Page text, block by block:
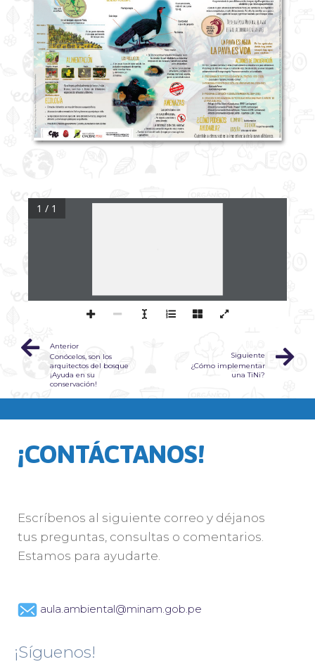
1 / 1
Anterior
Conócelos, son los
arquitectos del bosque
¡Ayuda en su
conservación!
Siguiente
¿Cómo implementar
una TiNi?
¡CONTÁCTANOS!
Escríbenos al siguiente correo y déjanos
tus preguntas, consultas o comentarios.
Estamos para ayudarte.
aula.ambiental@minam.gob.pe
¡Síguenos!